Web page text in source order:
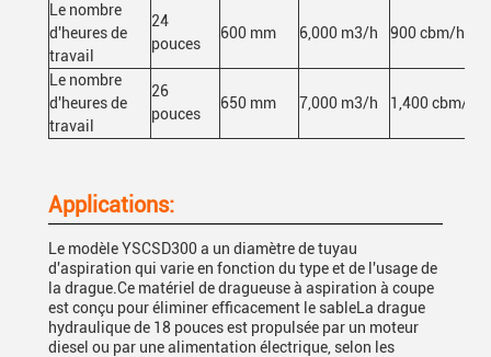
Le nombre
d'heures de
travail
24
pouces
600 mm 6,000 m3/h 900 cbm/h
Le nombre
d'heures de
travail
26
pouces
650 mm 7,000 m3/h 1,400 cbm/h
Applications:
Le modèle YSCSD300 a un diamètre de tuyau
d'aspiration qui varie en fonction du type et de l'usage de
la drague.Ce matériel de dragueuse à aspiration à coupe
est conçu pour éliminer efficacement le sableLa drague
hydraulique de 18 pouces est propulsée par un moteur
diesel ou par une alimentation électrique, selon les